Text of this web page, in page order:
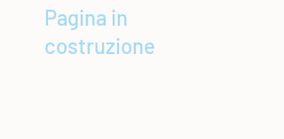
Pagina in
costruzione